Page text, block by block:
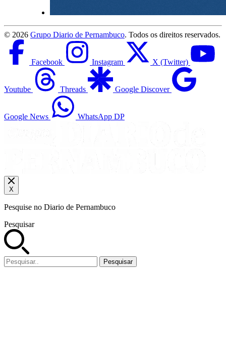
© 2026 Grupo Diario de Pernambuco. Todos os direitos reservados.
Facebook Instagram X (Twitter)
Youtube Threads Google Discover
Google News WhatsApp DP
X
Pesquise no Diario de Pernambuco
Pesquisar
Pesquisar